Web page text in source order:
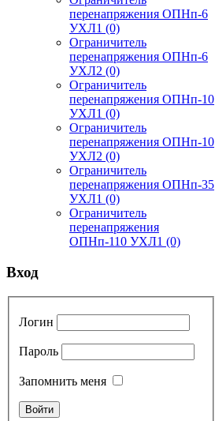
перенапряжения ОПНп-6
УХЛ1 (0)
Ограничитель
перенапряжения ОПНп-6
УХЛ2 (0)
Ограничитель
перенапряжения ОПНп-10
УХЛ1 (0)
Ограничитель
перенапряжения ОПНп-10
УХЛ2 (0)
Ограничитель
перенапряжения ОПНп-35
УХЛ1 (0)
Ограничитель
перенапряжения
ОПНп-110 УХЛ1 (0)
Вход
Логин
Пароль
Запомнить меня